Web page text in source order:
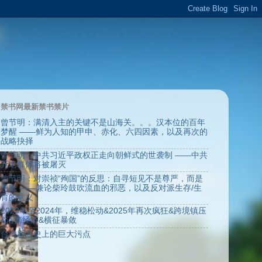
禁书网最新禁书禁片
曾节明：满清入主的关键不是山海关。。。汉本位的百年
梦醒 ——鲜为人知的甲申、赤化、六四因素，以及再次的
战略抉择
曾节明：中共习近平政权正走向朝鲜式的世袭制 ——中共
元老群体将被屠灭
曾节明：对崇祯“殉国”的反思：自寻短见不是尊严，而是
愚蠢 ——兼论柴玲鼓吹流血的邪恶，以及反对派生存/生
育的意义
2023年至2024年，维稳松动&2025年再次疯狂&跨境镇压
&活摘经济&横征暴敛
台湾新闻史上的巨大污点